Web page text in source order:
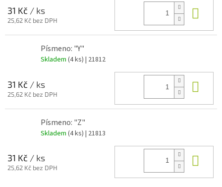
31 Kč / ks
25,62 Kč bez DPH
Písmeno: "Y"
Skladem (4 ks) | 21812
31 Kč / ks
25,62 Kč bez DPH
Písmeno: "Z"
Skladem (4 ks) | 21813
31 Kč / ks
25,62 Kč bez DPH